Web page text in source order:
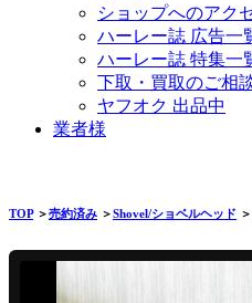
ショップへのアク
ハーレー誌 広告一
ハーレー誌 特集一
下取・買取のご相
ヤフオク 出品中
業者様
TOP＞売約済み ＞Shovel/ショベルヘッド